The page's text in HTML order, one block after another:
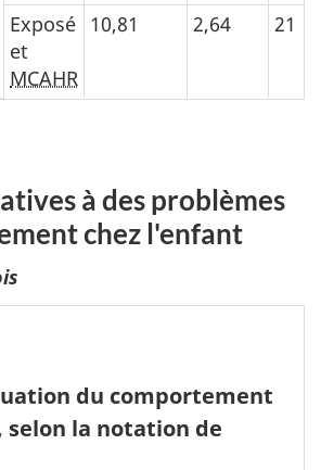
Exposé
et
MCAHR
10,81 2,64 21
à des problèmes
chez l'enfant
du comportement
la notation de